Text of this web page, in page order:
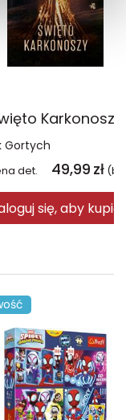
Karkonoszy
Gortych
det. 49,99 zł
się, aby kupić